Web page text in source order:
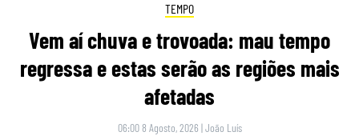
TEMPO
Vem aí chuva e trovoada: mau tempo
regressa e estas serão as regiões mais
afetadas
06:00 8 Agosto, 2026 |João Luís